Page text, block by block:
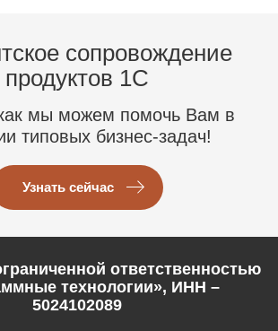
сопровождение
продуктов 1C
мы можем помочь Вам в
типовых бизнес-задач!
Узнать сейчас
ответственностью
технологии», ИНН –
5024102089